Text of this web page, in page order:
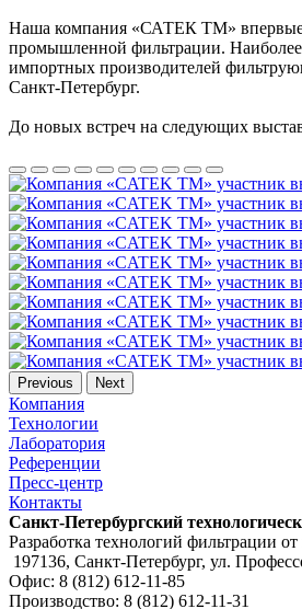
Наша компания «САТЕК ТМ» впервые
промышленной фильтрации. Наиболее
импортных производителей
Санкт-Петербург.
До новых встреч на следующих
Previous Next
Компания
Технологии
Лаборатория
Референции
Пресс-центр
Контакты
Санкт-Петербургский
Разработка технологий фильтрации
197136, Санкт-Петербург, ул.
Офис: 8 (812) 612-11-85
Производство: 8 (812) 612-11-31